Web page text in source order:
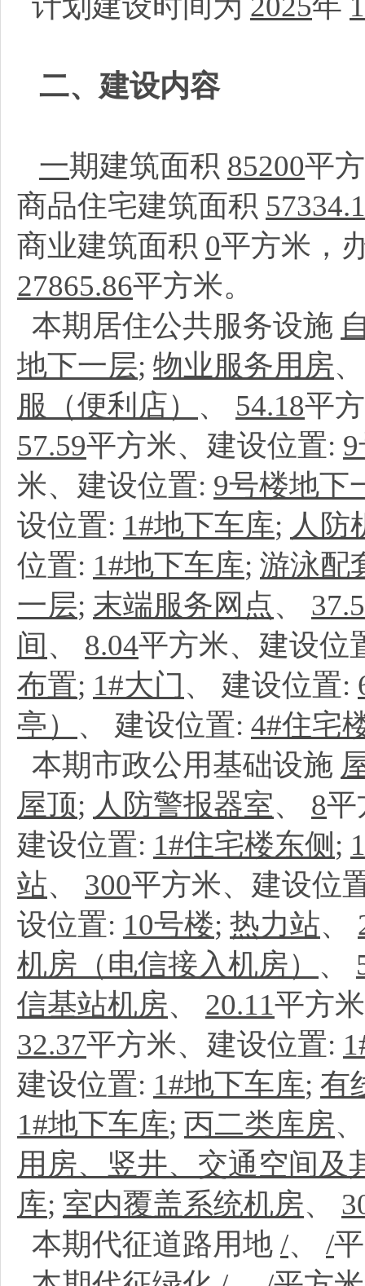
二、建设内容
一期建筑面积 85200平
商品住宅建筑面积
商业建筑面积 0平方米，
27865.86平方米。
本期居住公共服务设施
地下一层; 物业服务用房
服（便利店） 、 54.18平
57.59平方米、建设位置:
米、建设位置: 9号楼地下
设位置: 1#地下车库; 人防
位置: 1#地下车库; 游泳配
一层; 末端服务网点、
间 、 8.04平方米、建设位
布置; 1#大门 、 建设位置:
亭） 、 建设位置: 4#住宅
本期市政公用基础设施
屋顶; 人防警报器室、 8平
建设位置: 1#住宅楼东侧 ;
站、 300平方米、建设位
设位置: 10号楼; 热力站、
机房（电信接入机房） 、
信基站机房、 20.11平方
32.37平方米、建设位置:
建设位置: 1#地下车库; 有
1#地下车库; 丙二类库房
用房、竖井、交通空间及
库; 室内覆盖系统机房、
本期代征道路用地 /、 /